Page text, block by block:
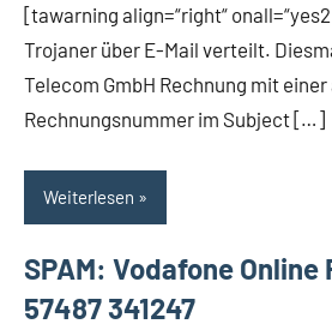
[tawarning align=“right“
Trojaner über E-Mail verteilt.
Telecom GmbH Rechnung mit
Rechnungsnummer im Subject […]
Weiterlesen
SPAM: Vodafone Online
57487 341247